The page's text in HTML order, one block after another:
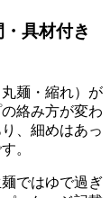
具材付き
麺・縮れ）が
絡み方が変わ
、細めはあっ
。
ではゆで過ぎ